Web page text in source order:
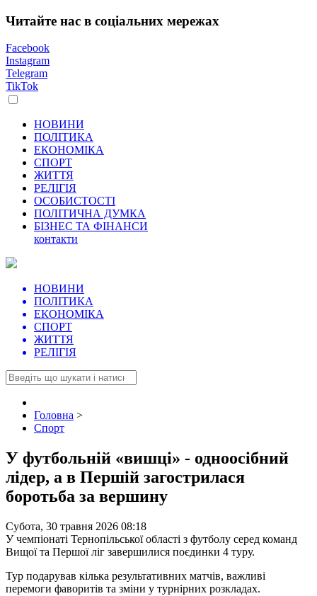
Читайте нас в соціальних мережах
Facebook
Instagram
Telegram
TikTok
НОВИНИ
ПОЛІТИКА
ЕКОНОМІКА
СПОРТ
ЖИТТЯ
РЕЛІГІЯ
ОСОБИСТОСТІ
ПОЛІТИЧНА ДУМКА
БІЗНЕС ТА ФІНАНСИ
контакти
НОВИНИ
ПОЛІТИКА
ЕКОНОМІКА
СПОРТ
ЖИТТЯ
РЕЛІГІЯ
Головна >
Спорт
У футбольній «вишці» - одноосібний
лідер, а в Першій загострилася
боротьба за вершину
Субота, 30 травня 2026 08:18
У чемпіонаті Тернопільської області з футболу серед команд
Вищої та Першої ліг завершилися поєдинки 4 туру.
Тур подарував кілька результативних матчів, важливі
перемоги фаворитів та зміни у турнірних розкладах.